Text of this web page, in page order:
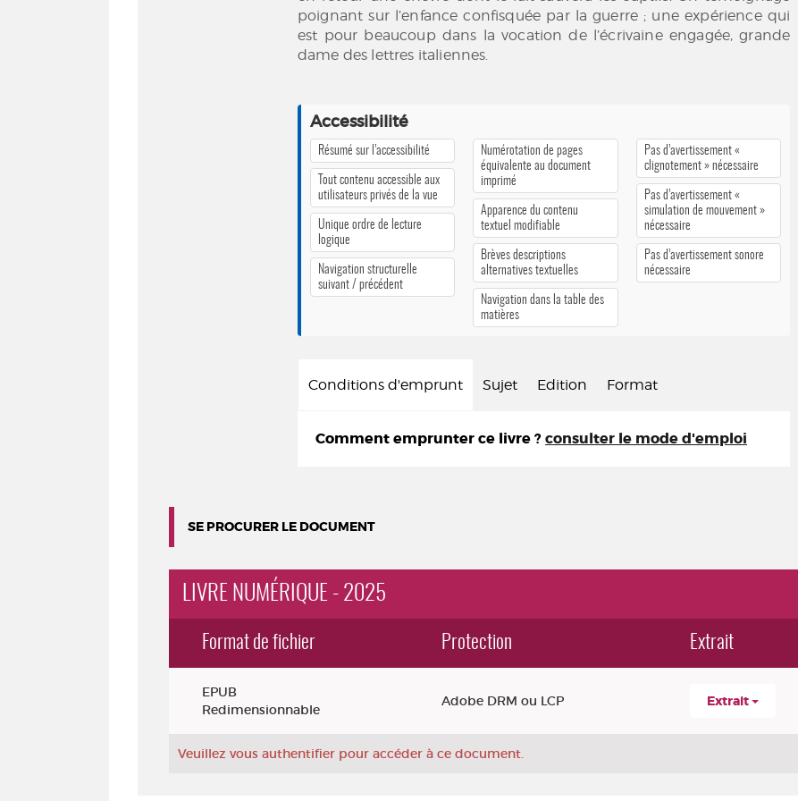
poignant sur l’enfance confisquée par la guerre ; une expérience qui
est pour beaucoup dans la vocation de l’écrivaine engagée, grande
dame des lettres italiennes.
Accessibilité
Résumé sur l’accessibilité
Tout contenu accessible aux
utilisateurs privés de la vue
Unique ordre de lecture
logique
Navigation structurelle
suivant / précédent
Numérotation de pages
équivalente au document
imprimé
Apparence du contenu
textuel modifiable
Brèves descriptions
alternatives textuelles
Navigation dans la table des
matières
Pas d’avertissement «
clignotement » nécessaire
Pas d’avertissement «
simulation de mouvement »
nécessaire
Pas d’avertissement sonore
nécessaire
Conditions d'emprunt Sujet Edition Format
Comment emprunter ce livre ? consulter le mode d'emploi
SE PROCURER LE DOCUMENT
LIVRE NUMÉRIQUE - 2025
Format de fichier Protection Extrait
EPUB
Redimensionnable
Adobe DRM ou LCP Extrait
Veuillez vous authentifier pour accéder à ce document.